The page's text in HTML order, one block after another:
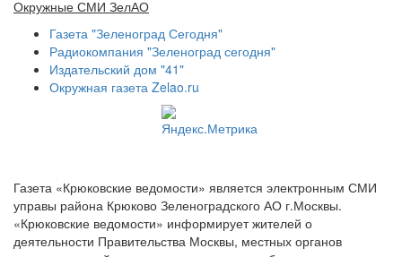
Окружные СМИ ЗелАО
Газета "Зеленоград Сегодня"
Радиокомпания "Зеленоград сегодня"
Издательский дом "41"
Окружная газета Zelao.ru
Газета «Крюковские ведомости» является электронным СМИ
управы района Крюково Зеленоградского АО г.Москвы.
«Крюковские ведомости» информирует жителей о
деятельности Правительства Москвы, местных органов